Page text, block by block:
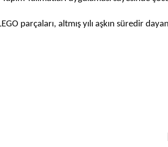
parçaları, altmış yılı aşkın süredir